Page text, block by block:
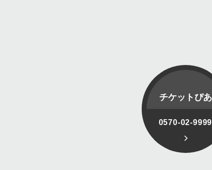
チケットぴあ
0570-02-9999